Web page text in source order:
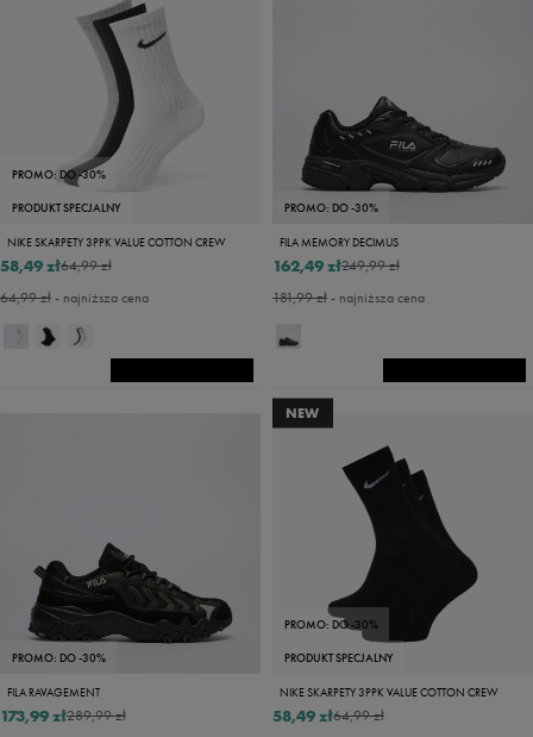
PROMO: DO -30%
PRODUKT SPECJALNY
NIKE SKARPETY 3PPK VALUE COTTON CREW
64,99 zł
58,49 zł
64,99 zł- najniższa cena
PROMO: DO -30%
FILA MEMORY DECIMUS
249,99 zł
162,49 zł
181,99 zł- najniższa cena
PROMO: DO -30%
FILA RAVAGEMENT
289,99 zł
173,99 zł
NEW
PROMO: DO -30%
PRODUKT SPECJALNY
NIKE SKARPETY 3PPK VALUE COTTON CREW
64,99 zł
58,49 zł